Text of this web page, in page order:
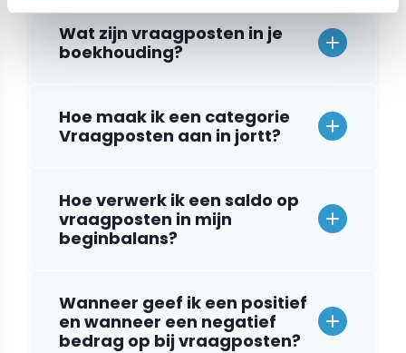
Wat zijn vraagposten in je
boekhouding?
Hoe maak ik een categorie
Vraagposten aan in jortt?
Hoe verwerk ik een saldo op
vraagposten in mijn
beginbalans?
Wanneer geef ik een positief
en wanneer een negatief
bedrag op bij vraagposten?